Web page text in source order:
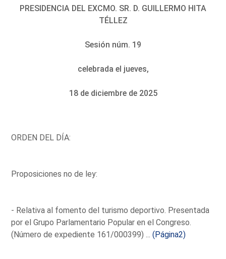
PRESIDENCIA DEL EXCMO. SR. D. GUILLERMO HITA
TÉLLEZ
Sesión núm. 19
celebrada el jueves,
18 de diciembre de 2025
ORDEN DEL DÍA:
Proposiciones no de ley:
- Relativa al fomento del turismo deportivo. Presentada
por el Grupo Parlamentario Popular en el Congreso.
(Número de expediente 161/000399) ...(Página2)